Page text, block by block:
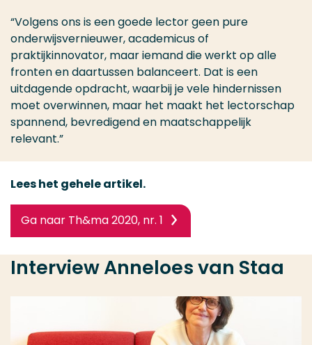
“Volgens ons is een goede lector geen pure
onderwijsvernieuwer, academicus of
praktijkinnovator, maar iemand die werkt op alle
fronten en daartussen balanceert. Dat is een
uitdagende opdracht, waarbij je vele hindernissen
moet overwinnen, maar het maakt het lectorschap
spannend, bevredigend en maatschappelijk
relevant.”
Lees het gehele artikel.
Ga naar Th&ma 2020, nr. 1
Interview Anneloes van Staa